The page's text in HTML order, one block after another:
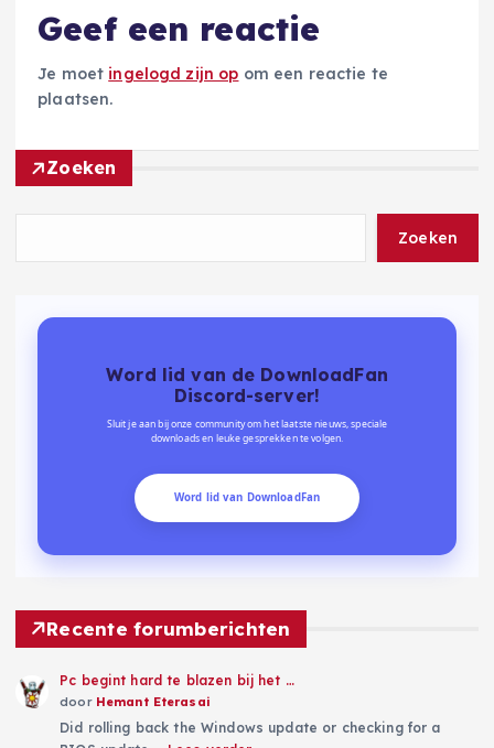
Geef een reactie
Je moet ingelogd zijn op om een reactie te
plaatsen.
Zoeken
Zoeken
Word lid van de DownloadFan
Discord-server!
Sluit je aan bij onze community om het laatste nieuws, speciale
downloads en leuke gesprekken te volgen.
Word lid van DownloadFan
Recente forumberichten
Pc begint hard te blazen bij het …
door Hemant Eterasai
Did rolling back the Windows update or checking for a